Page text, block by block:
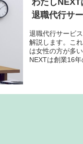
わたし
退職代行サ
退職代行サービ
解説します。こ
は女性の方が多
NEXTは創業16